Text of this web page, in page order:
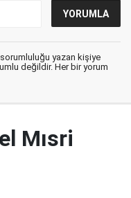
sorumluluğu yazan kişiye
değildir. Her bir yorum
Mısri